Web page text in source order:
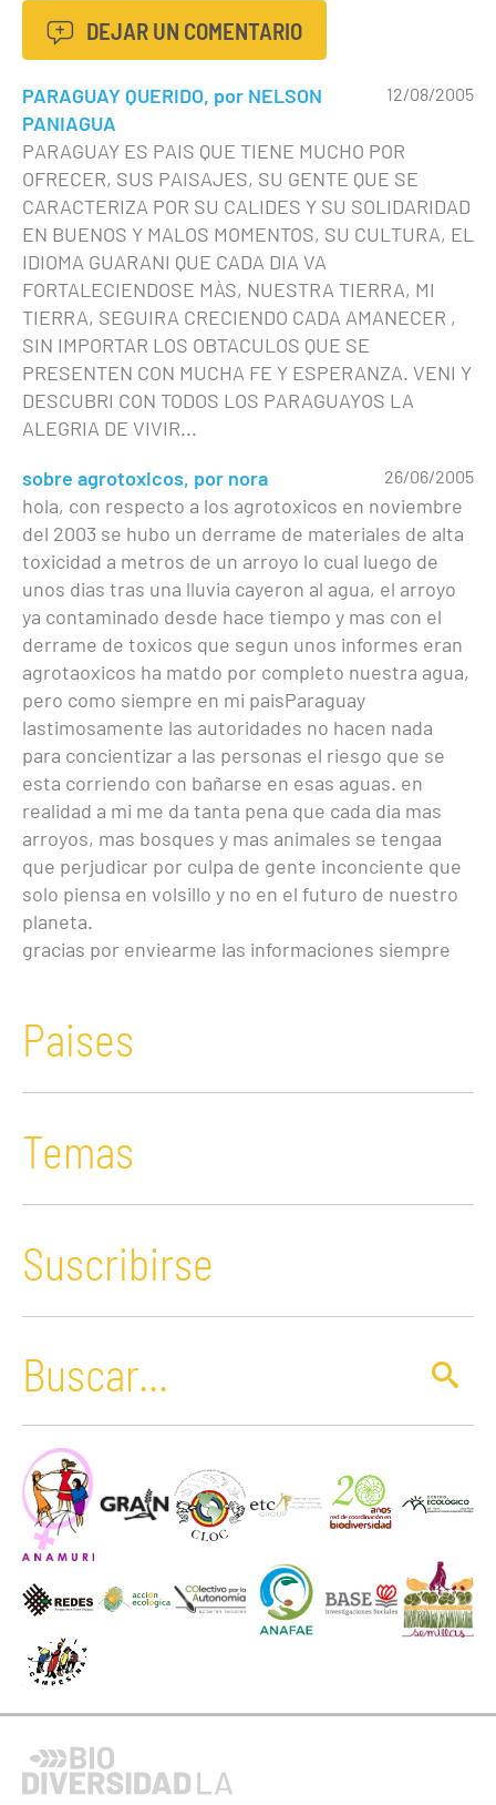
DEJAR UN COMENTARIO
12/08/2005
PARAGUAY QUERIDO, por NELSON
PANIAGUA
PARAGUAY ES PAIS QUE TIENE MUCHO POR
OFRECER, SUS PAISAJES, SU GENTE QUE SE
CARACTERIZA POR SU CALIDES Y SU SOLIDARIDAD
EN BUENOS Y MALOS MOMENTOS, SU CULTURA, EL
IDIOMA GUARANI QUE CADA DIA VA
FORTALECIENDOSE MÀS, NUESTRA TIERRA, MI
TIERRA, SEGUIRA CRECIENDO CADA AMANECER ,
SIN IMPORTAR LOS OBTACULOS QUE SE
PRESENTEN CON MUCHA FE Y ESPERANZA. VENI Y
DESCUBRI CON TODOS LOS PARAGUAYOS LA
ALEGRIA DE VIVIR...
26/06/2005
sobre agrotoxicos, por nora
hola, con respecto a los agrotoxicos en noviembre
del 2003 se hubo un derrame de materiales de alta
toxicidad a metros de un arroyo lo cual luego de
unos dias tras una lluvia cayeron al agua, el arroyo
ya contaminado desde hace tiempo y mas con el
derrame de toxicos que segun unos informes eran
agrotaoxicos ha matdo por completo nuestra agua,
pero como siempre en mi paisParaguay
lastimosamente las autoridades no hacen nada
para concientizar a las personas el riesgo que se
esta corriendo con bañarse en esas aguas. en
realidad a mi me da tanta pena que cada dia mas
arroyos, mas bosques y mas animales se tengaa
que perjudicar por culpa de gente inconciente que
solo piensa en volsillo y no en el futuro de nuestro
planeta.
gracias por enviearme las informaciones siempre
Paises
Temas
Suscribirse